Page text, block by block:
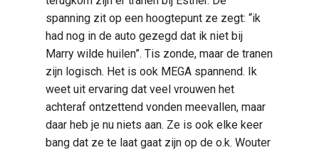
spanning zit op een hoogtepunt ze zegt: “ik
had nog in de auto gezegd dat ik niet bij
Marry wilde huilen”. Tis zonde, maar de tranen
zijn logisch. Het is ook MEGA spannend. Ik
weet uit ervaring dat veel vrouwen het
achteraf ontzettend vonden meevallen, maar
daar heb je nu niets aan. Ze is ook elke keer
bang dat ze te laat gaat zijn op de o.k. Wouter